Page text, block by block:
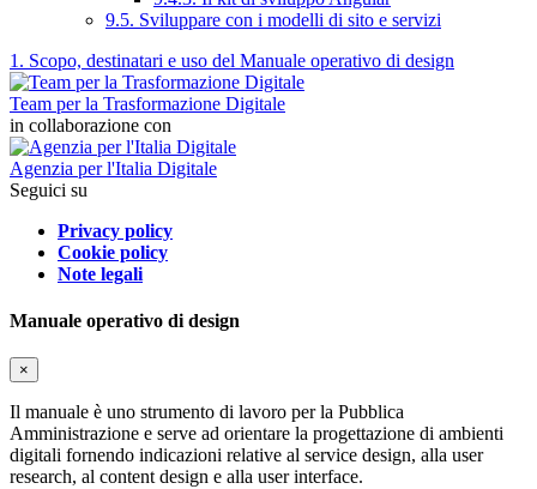
9.5. Sviluppare con i modelli di sito e servizi
1. Scopo, destinatari e uso del Manuale operativo di design
Team per la Trasformazione Digitale
in collaborazione con
Agenzia per l'Italia Digitale
Seguici su
Privacy policy
Cookie policy
Note legali
Manuale operativo di design
×
Il manuale è uno strumento di lavoro per la Pubblica
Amministrazione e serve ad orientare la progettazione di ambienti
digitali fornendo indicazioni relative al service design, alla user
research, al content design e alla user interface.